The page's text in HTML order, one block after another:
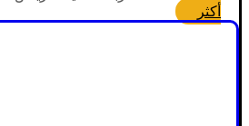
أكثر